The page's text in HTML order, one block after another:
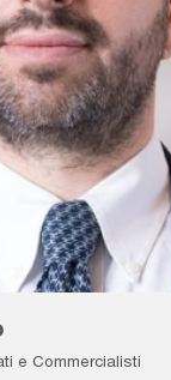
e Commercialisti